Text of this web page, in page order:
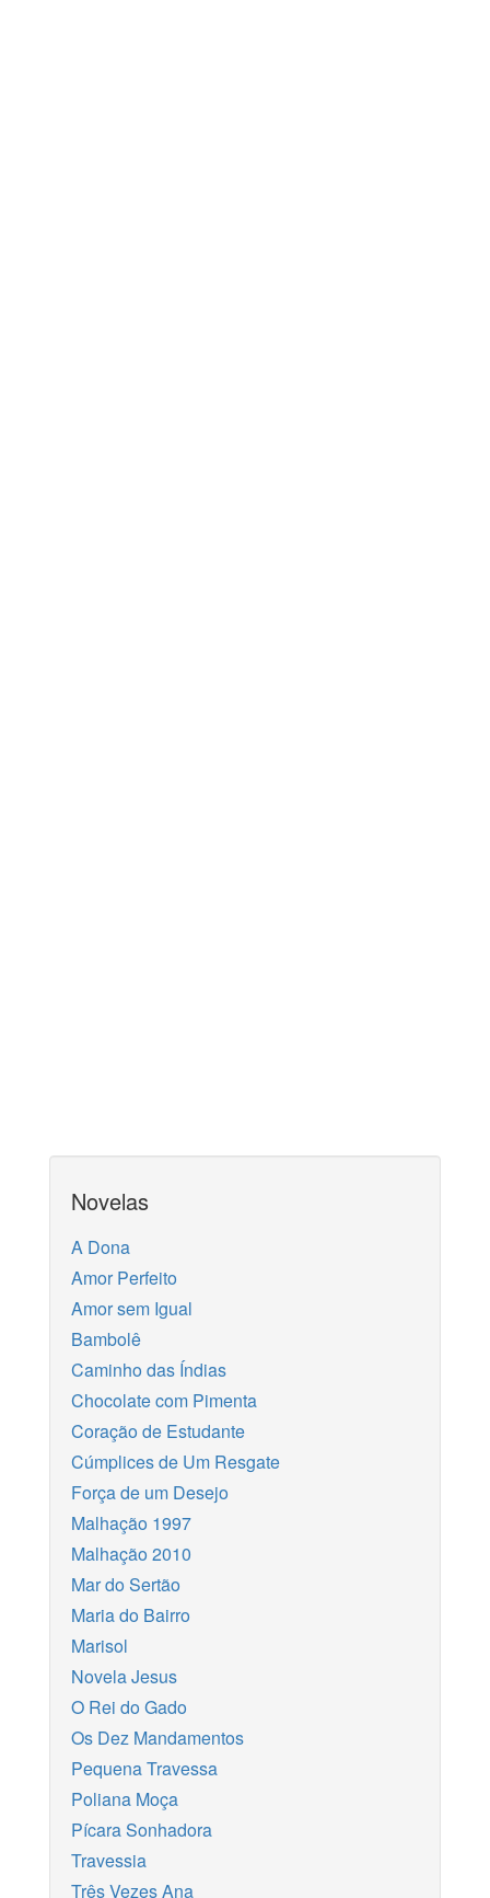
Novelas
A Dona
Amor Perfeito
Amor sem Igual
Bambolê
Caminho das Índias
Chocolate com Pimenta
Coração de Estudante
Cúmplices de Um Resgate
Força de um Desejo
Malhação 1997
Malhação 2010
Mar do Sertão
Maria do Bairro
Marisol
Novela Jesus
O Rei do Gado
Os Dez Mandamentos
Pequena Travessa
Poliana Moça
Pícara Sonhadora
Travessia
Três Vezes Ana